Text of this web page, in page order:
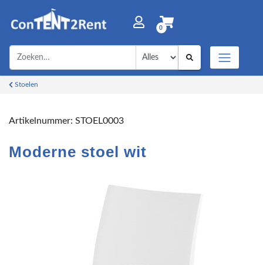
0
Stoelen
Artikelnummer: STOEL0003
Moderne stoel wit